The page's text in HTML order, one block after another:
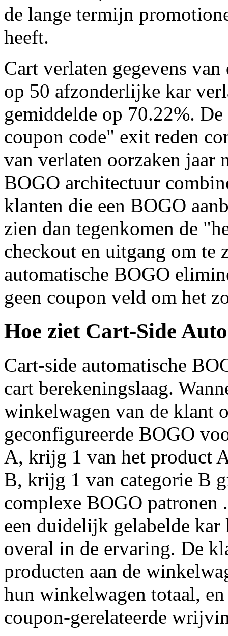
de lange termijn
heeft.
Cart verlaten gegevens
op 50 afzonderlijke kar
gemiddelde op 70.22%.
coupon code" exit reden
van verlaten oorzaken jaar
BOGO architectuur
klanten die een BOGO
zien dan tegenkomen de
checkout en uitgang om te
automatische BOGO
geen coupon veld om het
Hoe ziet Cart-Side
Cart-side automatische
cart berekeningslaag.
winkelwagen van de klant
geconfigureerde BOGO
A, krijg 1 van het product
B, krijg 1 van categorie B
complexe BOGO
een duidelijk gelabelde
overal in de ervaring. De
producten aan de
hun winkelwagen totaal,
coupon-gerelateerde